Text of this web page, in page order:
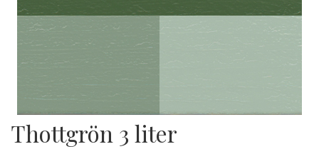
Thottgrön 3 liter